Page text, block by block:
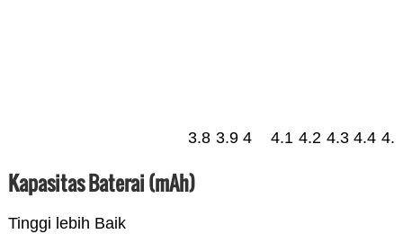
3.8 3.9 4 4.1 4.2 4.3 4.4 4.5
Kapasitas Baterai (mAh)
Tinggi lebih Baik